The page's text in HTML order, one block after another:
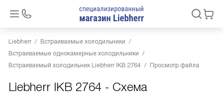
Liebherr
Встраиваемые холодильники
Встраиваемые однокамерные холодильники
Встраиваемый холодильник Liebherr IKB 2764
Просмотр файла
Liebherr IKB 2764 - Схема